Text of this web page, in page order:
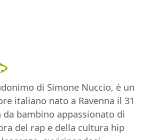
di Simone Nuccio, è un
italiano nato a Ravenna il 31
da bambino appassionato di
del rap e della cultura hip